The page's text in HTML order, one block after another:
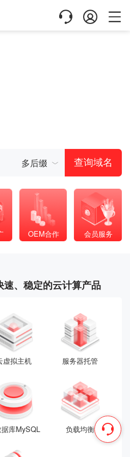
多后缀 查询域名
OEM合作 会员服务
、稳定的云计算产品
虚拟主机 服务器托管
库MySQL 负载均衡